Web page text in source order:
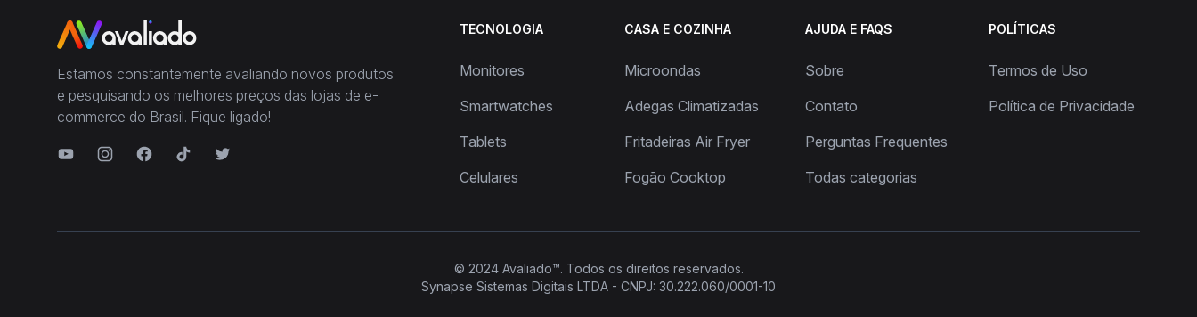
Estamos constantemente avaliando novos produtos
e pesquisando os melhores preços das lojas de e-
commerce do Brasil. Fique ligado!
TECNOLOGIA
Monitores
Smartwatches
Tablets
Celulares
CASA E COZINHA
Microondas
Adegas Climatizadas
Fritadeiras Air Fryer
Fogão Cooktop
AJUDA E FAQS
Sobre
Contato
Perguntas Frequentes
Todas categorias
POLÍTICAS
Termos de Uso
Política de Privacidade
© 2024 Avaliado™. Todos os direitos reservados.
Synapse Sistemas Digitais LTDA - CNPJ: 30.222.060/0001-10